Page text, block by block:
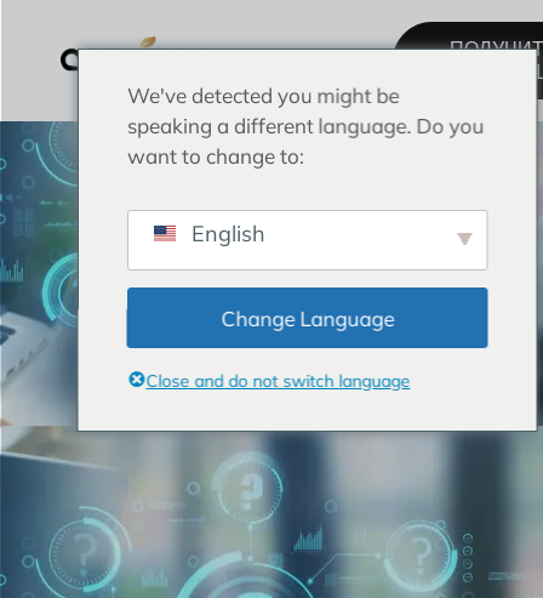
We've detected you might be
speaking a different language. Do you
want to change to:
English
Change Language
Close and do not switch language